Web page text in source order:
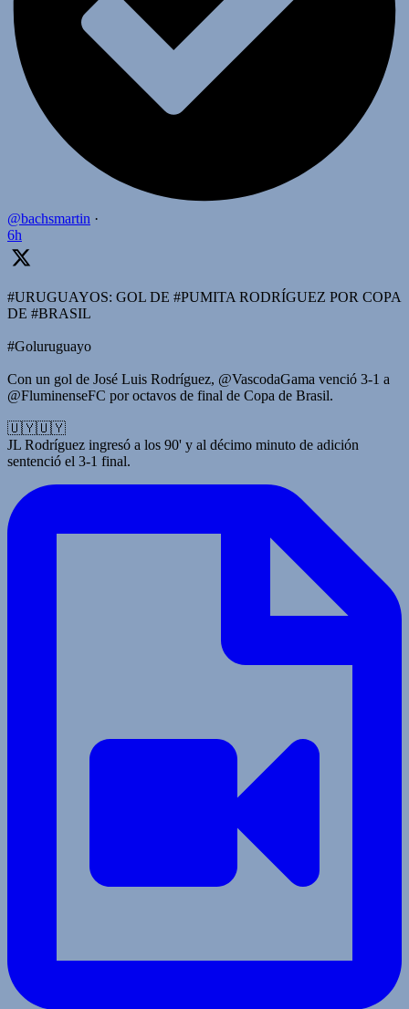
@bachsmartin ·
6h
#URUGUAYOS: GOL DE #PUMITA RODRÍGUEZ POR COPA
DE #BRASIL
#Goluruguayo
Con un gol de José Luis Rodríguez, @VascodaGama venció 3-1 a
@FluminenseFC por octavos de final de Copa de Brasil.
🇺🇾🇺🇾
JL Rodríguez ingresó a los 90' y al décimo minuto de adición
sentenció el 3-1 final.